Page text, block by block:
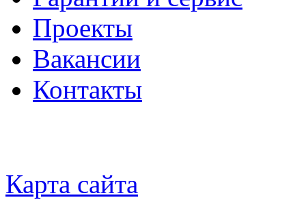
Проекты
Вакансии
Контакты
Карта сайта